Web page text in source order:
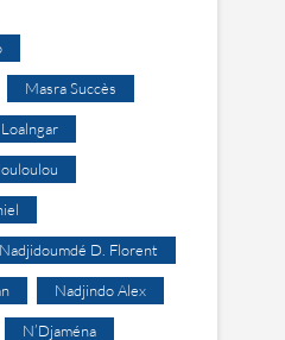
Masra Succès
Nadjidoumdé D. Florent
Nadjindo Alex
N’Djaména